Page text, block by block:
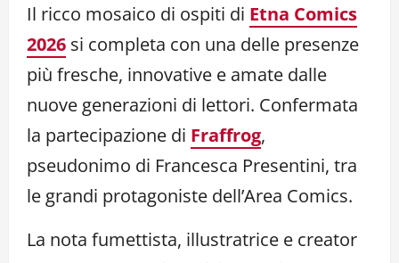
Il ricco mosaico di ospiti di Etna Comics
2026 si completa con una delle presenze
più fresche, innovative e amate dalle
nuove generazioni di lettori. Confermata
la partecipazione di Fraffrog,
pseudonimo di Francesca Presentini, tra
le grandi protagoniste dell’Area Comics.
La nota fumettista, illustratrice e creator